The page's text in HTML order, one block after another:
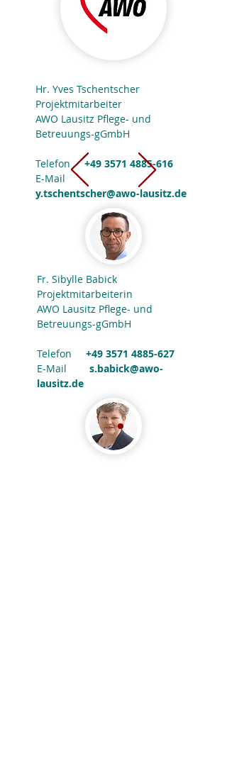
Hr. Yves Tschentscher
Projektmitarbeiter
AWO Lausitz Pflege- und
Betreuungs-gGmbH
Telefon+49 3571 4885-616
E-Mail
y.tschentscher@awo-lausitz.de
Fr. Sibylle Babick
Projektmitarbeiterin
AWO Lausitz Pflege- und
Betreuungs-gGmbH
Telefon +49 3571 4885-627
E-Mail s.babick@awo-
lausitz.de